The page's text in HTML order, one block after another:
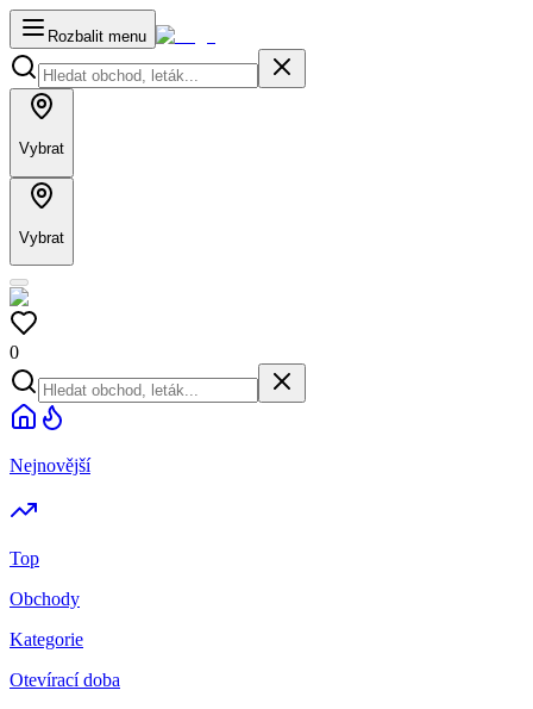
Rozbalit menu
Vybrat
Vybrat
0
Nejnovější
Top
Obchody
Kategorie
Otevírací doba